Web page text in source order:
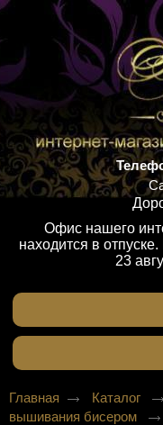
Офис нашего
находится в
23
Главная Каталог
вышивания бисером